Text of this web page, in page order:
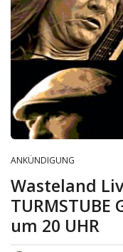
ANKÜNDIGUNG
Wasteland
TURMSTUBE
um 20 UHR